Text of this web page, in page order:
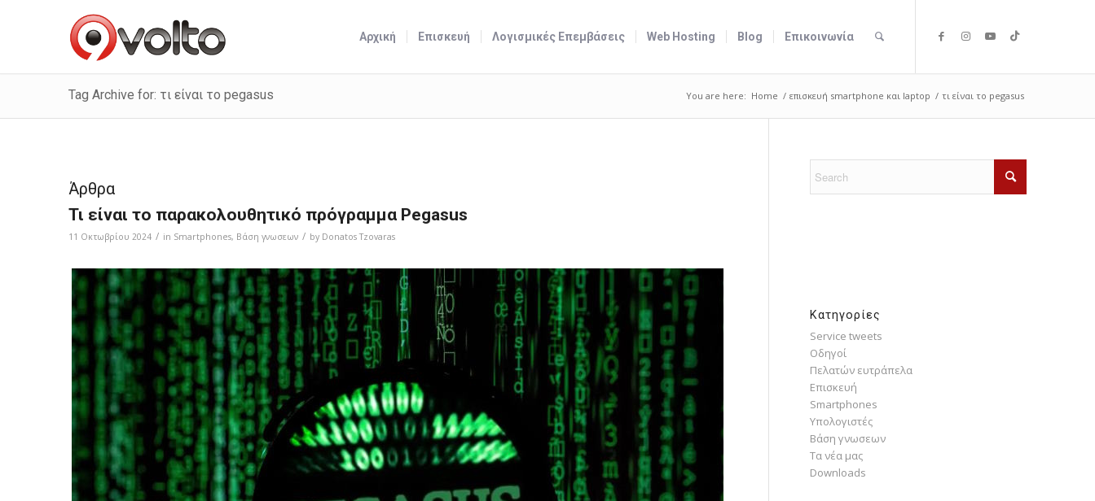
Αρχική Επισκευή Λογισμικές Επεμβάσεις Web Hosting Blog Επικοινωνία
Tag Archive for: τι είναι το pegasus You are here: Home / επισκευή smartphone και laptop / τι είναι το pegasus
Άρθρα
Τι είναι το παρακολουθητικό πρόγραμμα Pegasus
11 Οκτωβρίου 2024 / in Smartphones, Bάση γνωσεων / by Donatos Tzovaras
Kατηγορίες
Service tweets
Οδηγοί
Πελατών ευτράπελα
Επισκευή
Smartphones
Υπολογιστές
Bάση γνωσεων
Τα νέα μας
Downloads